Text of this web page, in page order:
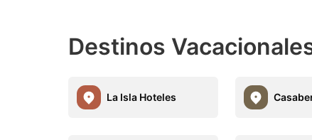
Destinos
La Isla Hoteles